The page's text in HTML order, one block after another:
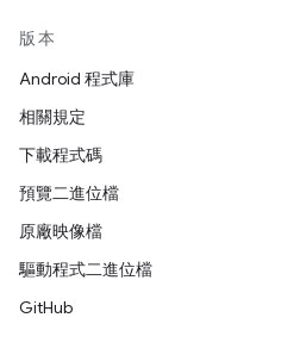
版本
Android 程式庫
相關規定
下載程式碼
預覽二進位檔
原廠映像檔
驅動程式二進位檔
GitHub